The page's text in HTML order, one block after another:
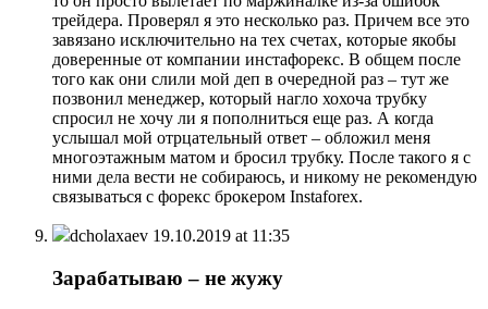
трейдера. Проверял я это несколько раз. Причем все это
завязано исключительно на тех счетах, которые якобы
доверенные от компании инстафорекс. В общем после
того как они слили мой деп в очередной раз – тут же
позвонил менеджер, который нагло хохоча трубку
спросил не хочу ли я пополниться еще раз. А когда
услышал мой отрцательный ответ – обложил меня
многоэтажным матом и бросил трубку. После такого я с
ними дела вести не собираюсь, и никому не рекомендую
связываться с форекс брокером Instaforex.
dcholaxaev 19.10.2019 at 11:35
Зарабатываю – не жужу